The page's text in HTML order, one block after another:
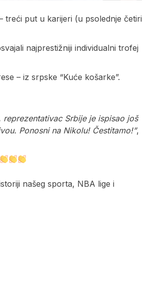
treći put u karijeri (u psolednje četiri
najprestižniji individualni trofej
– iz srpske “Kuće košarke”.
Srbije je ispisao još
Ponosni na Nikolu! Čestitamo!”,
našeg sporta, NBA lige i